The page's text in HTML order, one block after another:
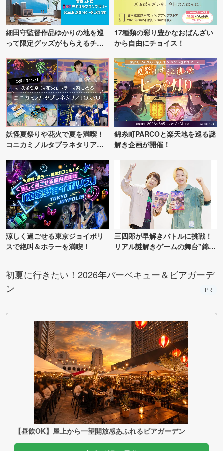
細田守監督作品ゆかりの地を巡
って限定グッズがもらえるチャ
17種類の彩り豊かなおばんざい
から自由にチョイス！
妖怪夏祭りや花火で夏を満喫！
コニカミノルタプラネタリア
錦糸町PARCOと楽天地を巡る謎
解き企画が開催！
涼しく過ごせる東京ジョイポリ
スで絶叫＆ホラーを満喫！
三四郎が早解きバトルに挑戦！
リアル謎解きゲームの舞台"錦糸
初夏に行きたい！2026年バーベキュー＆ビアガーデ
ン
PR
【昼飲OK】屋上から一望開放感あふれるビアガーデン